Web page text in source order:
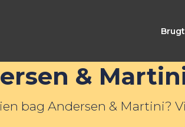
&
bag Andersen & Martini?